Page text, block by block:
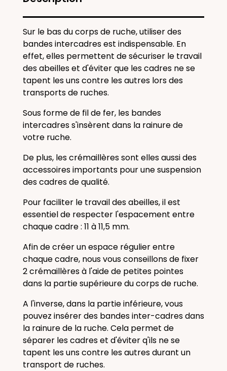
Sur le bas du corps de ruche, utiliser des
bandes intercadres est indispensable. En
effet, elles permettent de sécuriser le travail
des abeilles et d'éviter que les cadres ne se
tapent les uns contre les autres lors des
transports de ruches.
Sous forme de fil de fer, les bandes
intercadres s'insèrent dans la rainure de
votre ruche.
De plus, lescrémaillèressont elles aussi des
accessoires importants pour une suspension
des cadres de qualité.
Pour faciliter le travail des abeilles, il est
essentiel de respecter l'espacement entre
chaque cadre : 11 à 11,5 mm.
Afin de créer un espace régulier entre
chaque cadre, nous vous conseillons de fixer
2 crémaillères à l'aide de petites pointes
dans la partie supérieure du corps de ruche.
A l'inverse, dans la partie inférieure, vous
pouvez insérer des bandes inter-cadres dans
la rainure de la ruche. Cela permet de
séparer les cadres et d'éviter q'ils ne se
tapent les uns contre les autres durant un
transport de ruches.